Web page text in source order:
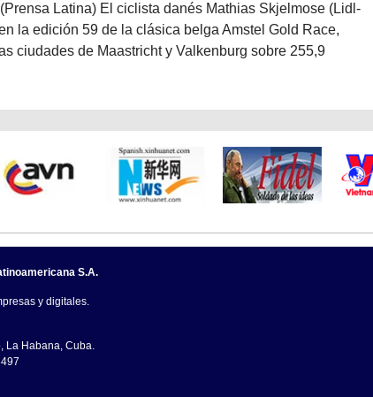
Latina) El ciclista danés Mathias Skjelmose (Lidl-
la edición 59 de la clásica belga Amstel Gold Race,
ciudades de Maastricht y Valkenburg sobre 255,9
S.A.
y digitales.
La Habana, Cuba.